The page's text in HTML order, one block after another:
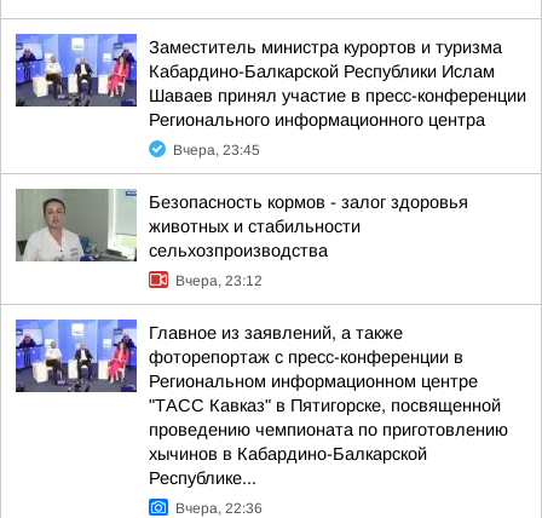
Заместитель министра курортов и туризма
Кабардино-Балкарской Республики Ислам
Шаваев принял участие в пресс-конференции
Регионального информационного центра
Вчера, 23:45
Безопасность кормов - залог здоровья
животных и стабильности
сельхозпроизводства
Вчера, 23:12
Главное из заявлений, а также
фоторепортаж с пресс-конференции в
Региональном информационном центре
"ТАСС Кавказ" в Пятигорске, посвященной
проведению чемпионата по приготовлению
хычинов в Кабардино-Балкарской
Республике...
Вчера, 22:36